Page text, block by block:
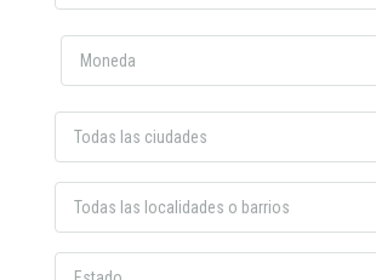
Moneda
Todas las ciudades
Todas las localidades o barrios